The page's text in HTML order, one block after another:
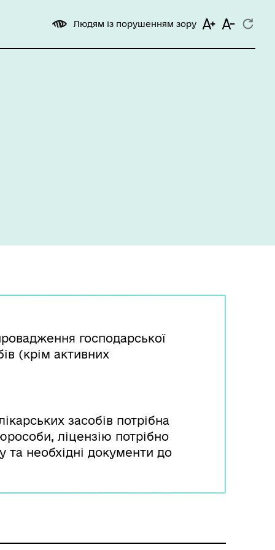
Людям із порушенням зору
господарської
(крім активних
засобів потрібна
ліцензію потрібно
та необхідні документи до